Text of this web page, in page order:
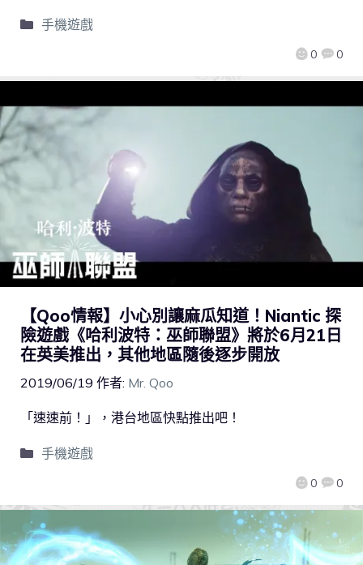
0 0
手機遊戲
【Qoo情報】小心別讓麻瓜知道！Niantic 探
險遊戲《哈利波特：巫師聯盟》將於6月21日
在英美推出，其他地區隨後逐步開放
2019/06/19 作者: Mr. Qoo
0 0
「速速前！」，港台地區快點推出吧！
手機遊戲